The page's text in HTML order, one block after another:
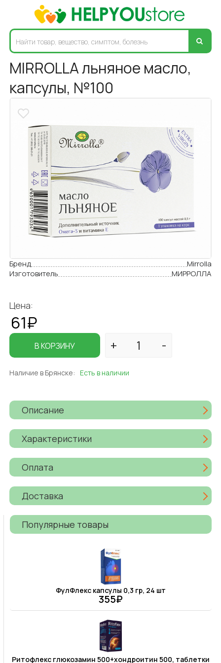
MIRROLLA льняное масло,
капсулы, №100
Бренд
Mirrolla
Изготовитель
МИРРОЛЛА
Цена:
61₽
В КОРЗИНУ
Наличие в Брянске: Есть в наличии
Описание
Характеристики
Оплата
Доставка
Популярные товары
ФулФлекс капсулы 0,3 гр, 24 шт
355₽
Ритофлекс глюкозамин 500+хондроитин 500, таблетки